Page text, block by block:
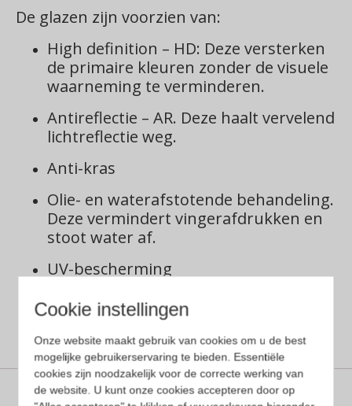
De glazen zijn voorzien van:
High definition – HD: Deze versterken
de primaire kleuren zonder de visuele
waarneming te verminderen.
Antireflectie – AR. Deze haalt vervelend
lichtreflectie weg.
Anti-kras
Olie- en waterafstotende behandeling.
Deze vermindert vingerafdrukken en
stoot water af.
UV-bescherming
Filtercatergorie 2 of 3
Cookie instellingen
Onze website maakt gebruik van cookies om u de best
mogelijke gebruikerservaring te bieden. Essentiële
cookies zijn noodzakelijk voor de correcte werking van
de website. U kunt onze cookies accepteren door op